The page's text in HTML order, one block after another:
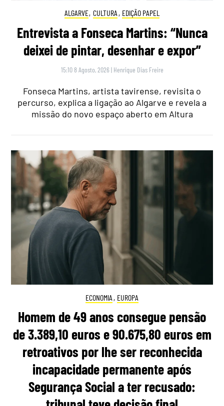
ALGARVE, CULTURA , EDIÇÃO PAPEL
Entrevista a Fonseca Martins: “Nunca
deixei de pintar, desenhar e expor”
15:10 8 Agosto, 2026 | Henrique Dias Freire
Fonseca Martins, artista tavirense, revisita o
percurso, explica a ligação ao Algarve e revela a
missão do novo espaço aberto em Altura
ECONOMIA , EUROPA
Homem de 49 anos consegue pensão
de 3.389,10 euros e 90.675,80 euros em
retroativos por lhe ser reconhecida
incapacidade permanente após
Segurança Social a ter recusado: